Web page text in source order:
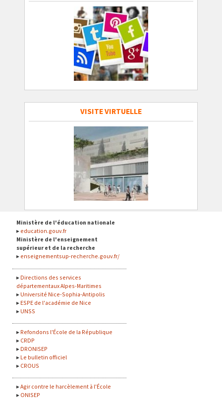
VISITE VIRTUELLE
Ministère de l'éducation nationale
education.gouv.fr
Ministère de l'enseignement
supérieur et de la recherche
enseignementsup-recherche.gouv.fr/
Directions des services
départementaux Alpes-Maritimes
Université Nice-Sophia-Antipolis
ESPE de l'académie de Nice
UNSS
Refondons l'École de la République
CRDP
DRONISEP
Le bulletin officiel
CROUS
Agir contre le harcèlement à l'École
ONISEP